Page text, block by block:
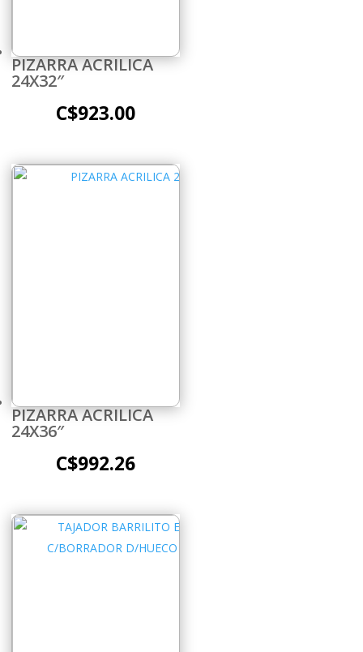
PIZARRA ACRILICA
24X32″
C$923.00
PIZARRA ACRILICA
24X36″
C$992.26